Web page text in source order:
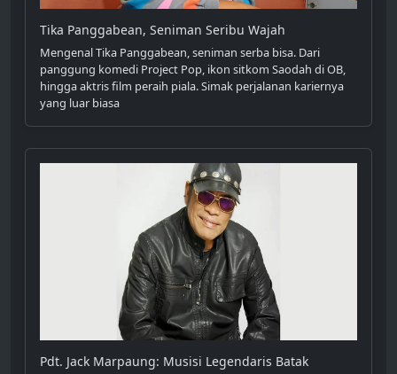
Tika Panggabean, Seniman Seribu Wajah
Mengenal Tika Panggabean, seniman serba bisa. Dari
panggung komedi Project Pop, ikon sitkom Saodah di OB,
hingga aktris film peraih piala. Simak perjalanan kariernya
yang luar biasa
Pdt. Jack Marpaung: Musisi Legendaris Batak